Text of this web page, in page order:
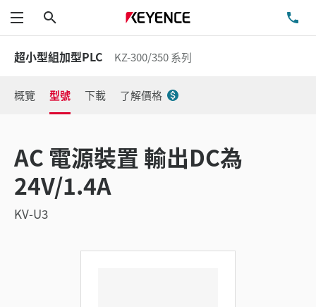
功能表
超小型組加型PLC KZ-300/350 系列
概覽 型號 下載 了解價格
AC 電源裝置 輸出DC為
24V/1.4A
KV-U3